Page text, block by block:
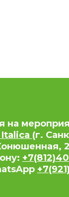
на
(г.